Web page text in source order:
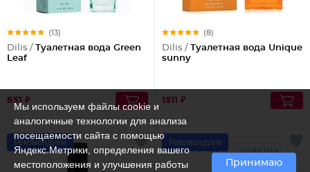
(13)
Dilis / Туалетная вода Green
Leaf
851 ₽
(8)
Dilis / Туалетная вода Unique
sunny
1511 ₽
Рекомендуем Рекомендуем
Мы используем файлы cookie и
аналогичные технологии для анализа
посещаемости сайта с помощью
Яндекс.Метрики, определения вашего
местоположения и улучшения работы
Принимаю